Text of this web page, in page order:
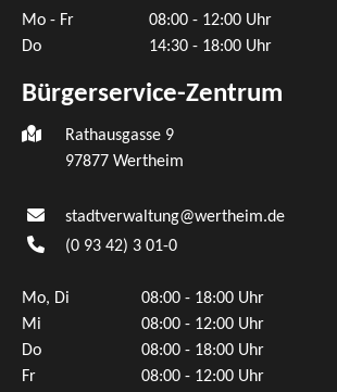
Mo - Fr
08:00 - 12:00 Uhr
Do
14:30 - 18:00 Uhr
Bürgerservice-Zentrum
Rathausgasse 9
97877 Wertheim
stadtverwaltung@wertheim.de
(0 93 42) 3 01-0
Mo, Di
08:00 - 18:00 Uhr
Mi
08:00 - 12:00 Uhr
Do
08:00 - 18:00 Uhr
Fr
08:00 - 12:00 Uhr